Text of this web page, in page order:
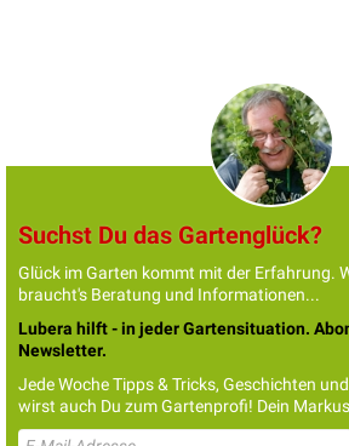
Suchst Du das Gartenglück?
Glück im Garten kommt mit der Erfahrung.
braucht's Beratung und Informationen...
Lubera hilft - in jeder Gartensituation.
Newsletter.
Jede Woche Tipps & Tricks, Geschichten
wirst auch Du zum Gartenprofi! Dein